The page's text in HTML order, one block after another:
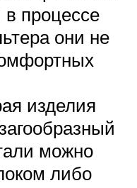
процессе
они не
изделия
можно
либо